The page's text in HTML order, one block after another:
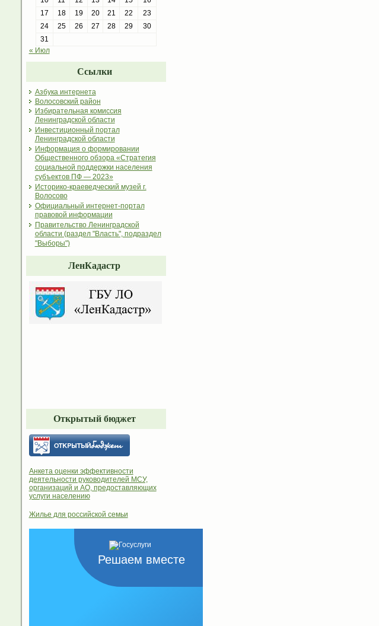
17
18 19 20 21 22
23
24
25 26 27 28 29
30
31
« Июл
Ссылки
Азбука интернета
Волосовский район
Избирательная комиссия
Ленинградской области
Инвестиционный портал
Ленинградской области
Информация о формировании
Общественного обзора «Стратегия
социальной поддержки населения
субъектов ПФ — 2023»
Историко-краеведческий музей г.
Волосово
Официальный интернет-портал
правовой информации
Правительство Ленинградской
области (раздел "Власть", подраздел
"Выборы")
ЛенКадастр
Открытый бюджет
Анкета оценки эффективности
деятельности руководителей МСУ,
организаций и АО, предоставляющих
услуги населению
Жилье для российской семьи
Решаем вместе